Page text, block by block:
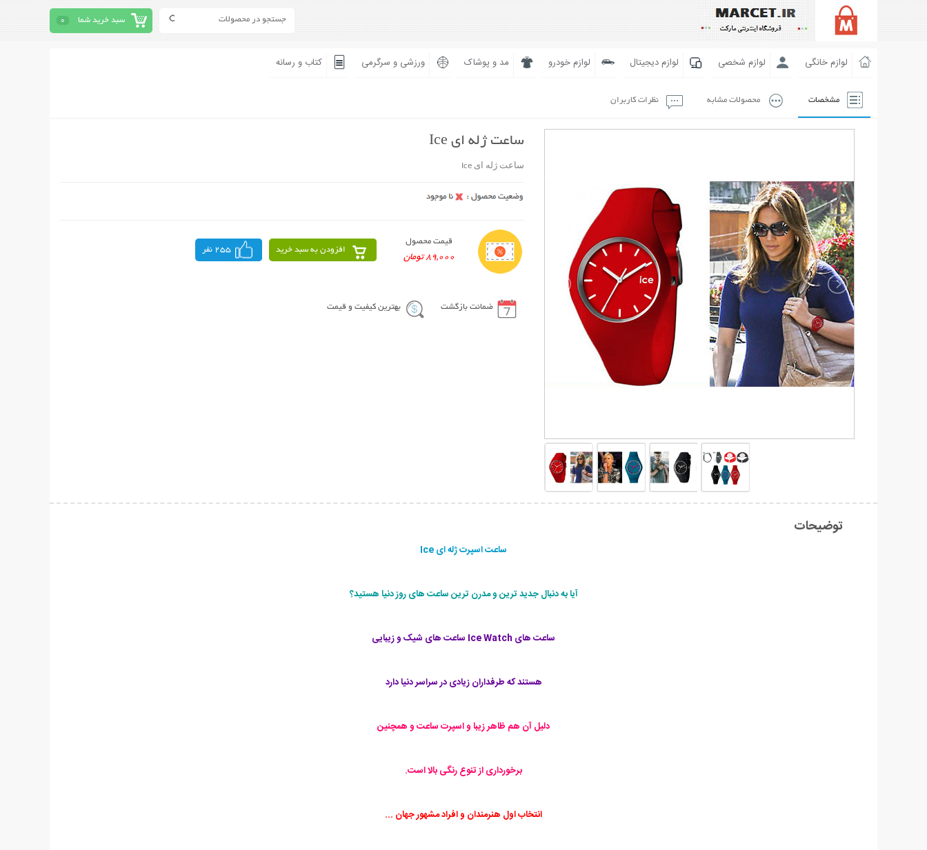
سبد خرید شما 0
لوازم خانگی لوازم شخصی لوازم دیجیتال لوازم خودرو مد و پوشاک ورزشی و سرگرمی کتاب و رسانه
مشخصات محصولات مشابه نظرات کاربران
ساعت ژله ای Ice
ساعت ژله ای Ice
قیمت محصول
89,000 تومان
افزودن به سبد خرید 255 نفر
ضمانت بازگشت بهترین کیفیت و قیمت
توضیحات
ساعت اسپرت ژله ای Ice
آیا به دنبال جدید ترین و مدرن ترین ساعت های روز دنیا هستید؟
ساعت های Ice Watch ساعت های شیک و زیبایی
هستند که طرفداران زیادی در سراسر دنیا دارد
دلیل آن هم ظاهر زیبا و اسپرت ساعت و همچنین
برخورداری از تنوع رنگی بالا است.
انتخاب اول هنرمندان و افراد مشهور جهان ...